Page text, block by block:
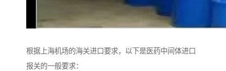
根据上海机场的海关进口要求，以下是医药中间体进口
报关的一般要求：